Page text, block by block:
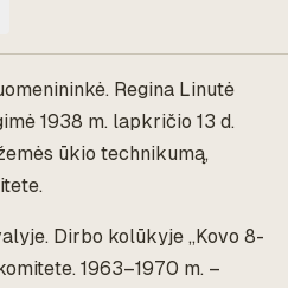
Regina Linutė
1938 m. lapkričio 13 d.
ūkio technikumą,
Dirbo kolūkyje „Kovo 8-
1963–1970 m. –